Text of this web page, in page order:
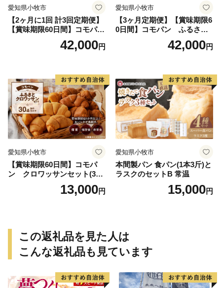
愛知県小牧市
【2ヶ月に1回 計3回定期便】
【賞味期限60日間】コモパ
ン ふるさとクロワッサンセ
ット（計90個）／災害用備蓄
42,000円
愛知県小牧市
【3ヶ月定期便】【賞味期限6
0日間】コモパン ふるさと
クロワッサンセット（計90
個）／災害用備蓄 保存食 非
42,000円
愛知県小牧市
【賞味期限60日間】コモパ
ン クロワッサンセット(30
個入り)／災害用備蓄 保存食
非常食 防災グッズにも
13,000円
愛知県小牧市
本間製パン 食パン(1本3斤)と
ラスクのセットB 常温
15,000円
この返礼品を見た人は
こんな返礼品も見ています